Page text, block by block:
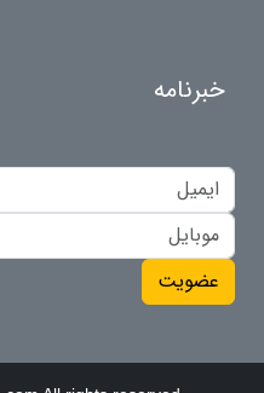
خبرنامه
عضویت